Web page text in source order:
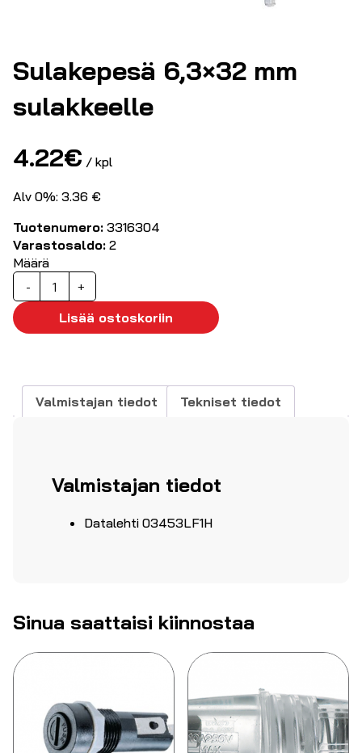
Sulakepesä 6,3×32 mm
sulakkeelle
4.22€ / kpl
Alv 0%: 3.36 €
Tuotenumero: 3316304
Varastosaldo: 2
Määrä
-
Sulakepesä
6,3x32
sulakkeelle
+
Lisää ostoskoriin
Valmistajan tiedot Tekniset tiedot
Valmistajan tiedot
Datalehti 03453LF1H
Sinua saattaisi kiinnostaa